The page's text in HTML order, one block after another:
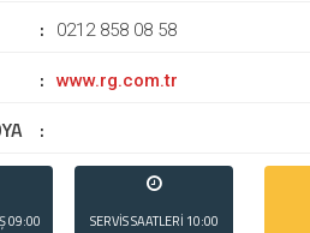
: 0212 858 08 58
: www.rg.com.tr
:
09:00
SERVİS SAATLERİ 10:00